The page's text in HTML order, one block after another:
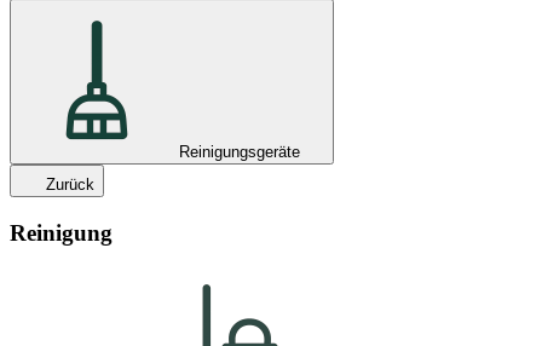
Reinigungsgeräte
Zurück
Reinigung